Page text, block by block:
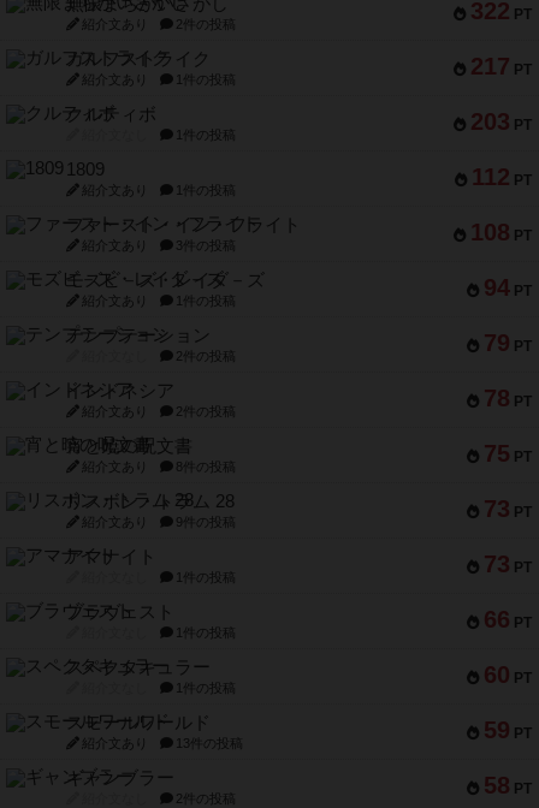
322 PT
無限まちがいさがし
紹介文あり 2件の投稿
217 PT
ガルフストライク
紹介文あり 1件の投稿
203 PT
クルティボ
1件の投稿
112 PT
1809
紹介文あり 1件の投稿
108 PT
ファースト・イン・フライト
紹介文あり 3件の投稿
94 PT
モズビ－ズ・レイダ－ズ
紹介文あり 1件の投稿
79 PT
テンプテーション
2件の投稿
78 PT
インドネシア
紹介文あり 2件の投稿
75 PT
宵と暁の呪文書
紹介文あり 8件の投稿
73 PT
リスボン・トラム 28
紹介文あり 9件の投稿
73 PT
アマナイト
1件の投稿
66 PT
ブラヴェスト
1件の投稿
60 PT
スペクタキュラー
1件の投稿
59 PT
スモールワールド
紹介文あり 13件の投稿
58 PT
ギャンブラー
2件の投稿